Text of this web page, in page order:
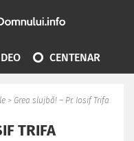
CENTENAR
> Grea slujbă! – Pr. Iosif Trifa
TRIFA